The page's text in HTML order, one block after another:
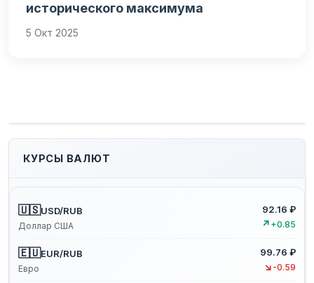
исторического максимума
5 Окт 2025
КУРСЫ ВАЛЮТ
🇺🇸USD/RUB
Доллар США
92.16 ₽
↗ +0.85
🇪🇺EUR/RUB
Евро
99.76 ₽
↘ -0.59